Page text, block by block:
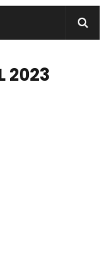
2023